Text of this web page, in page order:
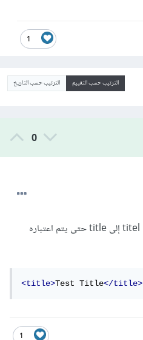
1
الترتيب حسب التقييم الترتيب حسب التاريخ
0
يجب عليك تصحيح اسم الوسم من titel إلى title حتى يتم اعتباره
<title>Test Title</title>
1